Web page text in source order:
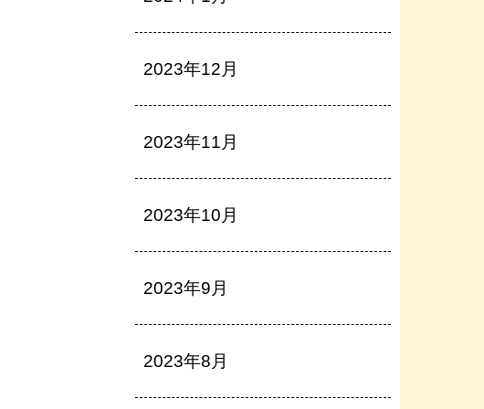
2023年12月
2023年11月
2023年10月
2023年9月
2023年8月